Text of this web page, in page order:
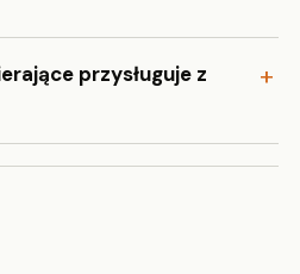
przysługuje z